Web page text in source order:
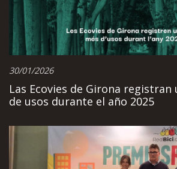
30/01/2026
Las Ecovies de Girona registran
de usos durante el año 2025